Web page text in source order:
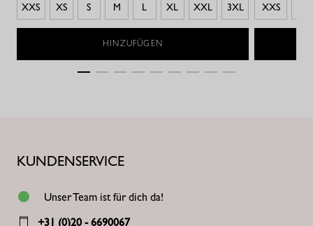
XXS XS S M L XL XXL 3XL
HINZUFÜGEN
XXS
KUNDENSERVICE
Unser Team ist für dich da!
+31 (0)20 - 6690067